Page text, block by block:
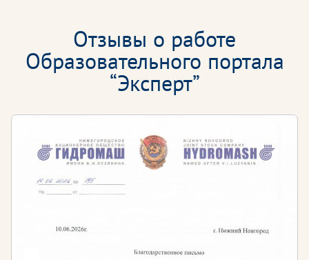
соответствие квалификации педагога меняющимся
условиям профессиональной деятельности, и
вместе с тем повысить компетенции выпускников.
Квалификация, полученная в Образовательном
деятельность в учебных заведениях высшего
профессионального образования.
Кому необходимо проходить обучение?
организаций высшего образования
Преподавателей, желающих освоить новые
Отзывы о работе
Образовательного портала
“Эксперт”